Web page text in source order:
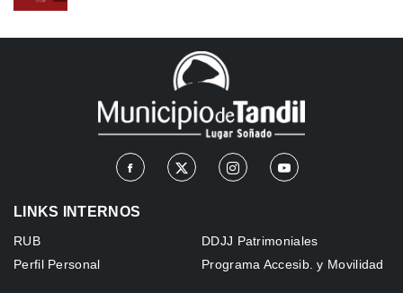
LINKS INTERNOS
RUB
DDJJ Patrimoniales
Perfil Personal
Programa Accesib. y Movilidad